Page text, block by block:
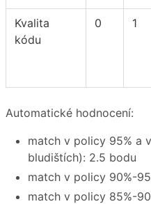
Kvalita
kódu
0 1
Automatické hodnocení:
match v policy 95% a
bludištích): 2.5 bodu
match v policy 90%-
match v policy 85%-